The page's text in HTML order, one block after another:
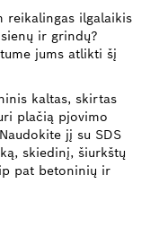
reikalingas ilgalaikis
ir grindų?
jums atlikti šį
kaltas, skirtas
plačią pjovimo
jį su SDS
skiedinį, šiurkštų
pat betoninių ir